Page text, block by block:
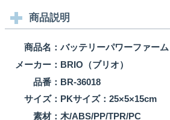
商品説明
商品名： バッテリーパワーファー
メーカー： BRIO（ブリオ）
品番： BR-36018
サイズ： PKサイズ：25×5×15cm
素材： 木/ABS/PP/TPR/PC